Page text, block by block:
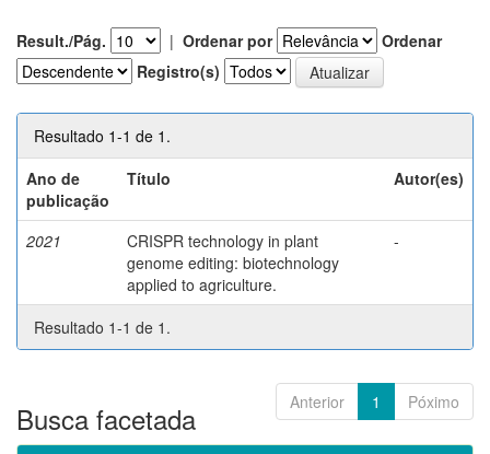
Result./Pág. | Ordenar por
Ordenar
Registro(s)
Resultado 1-1 de 1.
Ano de
publicação
Título Autor(es)
2021
CRISPR technology in plant
genome editing: biotechnology
applied to agriculture.
-
Resultado 1-1 de 1.
Anterior 1 Póximo
Busca facetada